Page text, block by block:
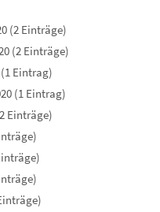
(2 Einträge)
(2 Einträge)
Eintrag)
(1 Eintrag)
Einträge)